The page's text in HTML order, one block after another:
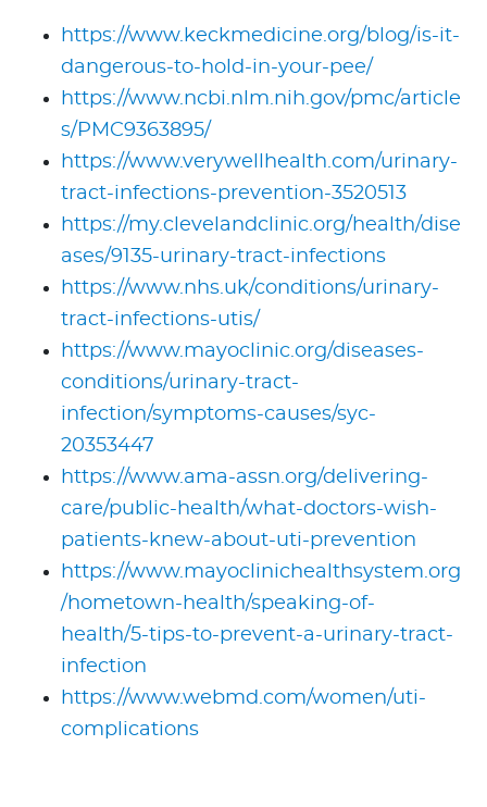
https://www.keckmedicine.org/blog/is-it-
dangerous-to-hold-in-your-pee/
https://www.ncbi.nlm.nih.gov/pmc/article
s/PMC9363895/
https://www.verywellhealth.com/urinary-
tract-infections-prevention-3520513
https://my.clevelandclinic.org/health/dise
ases/9135-urinary-tract-infections
https://www.nhs.uk/conditions/urinary-
tract-infections-utis/
https://www.mayoclinic.org/diseases-
conditions/urinary-tract-
infection/symptoms-causes/syc-
20353447
https://www.ama-assn.org/delivering-
care/public-health/what-doctors-wish-
patients-knew-about-uti-prevention
https://www.mayoclinichealthsystem.org
/hometown-health/speaking-of-
health/5-tips-to-prevent-a-urinary-tract-
infection
https://www.webmd.com/women/uti-
complications